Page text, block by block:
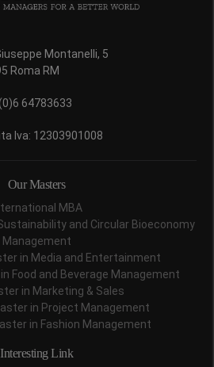
Montanelli, 5
Roma RM
64783633
Iva: 12303901008
Our Masters
MBA
and Circular Bioeconomy
Management
in Media and Entertainment
Food and Beverage Management
in Marketing & Sales
in Project Management
in Fashion Management
Interesting Link